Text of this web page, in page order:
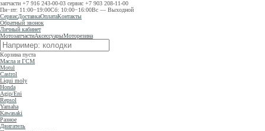
запчасти +7 916 243-00-03 сервис +7 903 208-11-00
Пн−пт: 11:00−19:00Сб: 10:00−16:00Вс — Выходной
СервисДоставкаОплатаКонтакты
Обратный звонок
Личный кабинет
МотозапчастиАксессуарыМоторезина
Корзина пуста
Масла и ГСМ
Motul
Castrol
Liqui moly
Honda
Agip/Eni
Repsol
Yamaha
Kawasaki
Разное
Двигатель